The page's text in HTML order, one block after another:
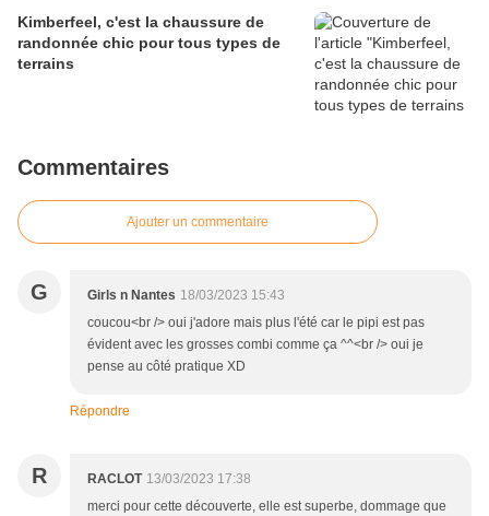
Kimberfeel, c'est la chaussure de
randonnée chic pour tous types de
terrains
Commentaires
Ajouter un commentaire
G Girls n Nantes 18/03/2023 15:43
coucou<br /> oui j'adore mais plus l'été car le pipi est pas
évident avec les grosses combi comme ça ^^<br /> oui je
pense au côté pratique XD
Répondre
R RACLOT 13/03/2023 17:38
merci pour cette découverte, elle est superbe, dommage que